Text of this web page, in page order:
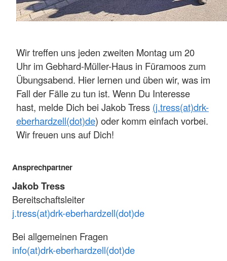
Wir treffen uns jeden zweiten Montag um 20
Uhr im Gebhard-Müller-Haus in Füramoos zum
Übungsabend. Hier lernen und üben wir, was im
Fall der Fälle zu tun ist. Wenn Du Interesse
hast, melde Dich bei Jakob Tress (j.tress(at)drk-
eberhardzell(dot)de) oder komm einfach vorbei.
Wir freuen uns auf Dich!
Ansprechpartner
Jakob Tress
Bereitschaftsleiter
j.tress(at)drk-eberhardzell(dot)de
Bei allgemeinen Fragen
info(at)drk-eberhardzell(dot)de